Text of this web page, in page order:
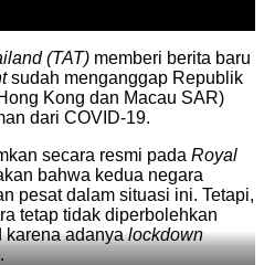
(TAT) memberi berita baru
sudah menganggap Republik
Kong dan Macau SAR)
dari COVID-19.
secara resmi pada Royal
bahwa kedua negara
pesat dalam situasi ini. Tetapi,
tetap tidak diperbolehkan
karena adanyalockdown